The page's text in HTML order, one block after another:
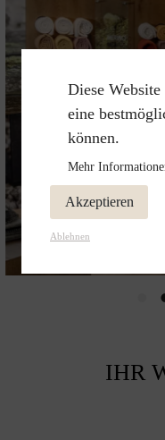
IHR
Diese
eine
können.
Mehr
Akzeptieren
Ablehnen